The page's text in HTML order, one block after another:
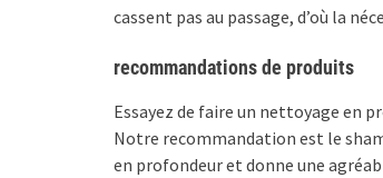
cassent pas au passage, d’où la
recommandations de produits
Essayez de faire un nettoyage en
Notre recommandation est le
en profondeur et donne une